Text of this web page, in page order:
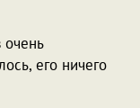
его ничего